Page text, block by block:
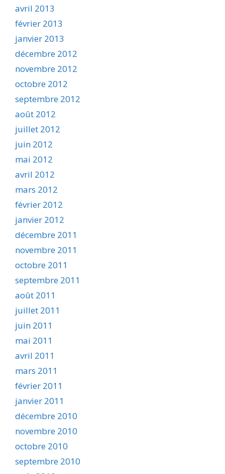
avril 2013
février 2013
janvier 2013
décembre 2012
novembre 2012
octobre 2012
septembre 2012
août 2012
juillet 2012
juin 2012
mai 2012
avril 2012
mars 2012
février 2012
janvier 2012
décembre 2011
novembre 2011
octobre 2011
septembre 2011
août 2011
juillet 2011
juin 2011
mai 2011
avril 2011
mars 2011
février 2011
janvier 2011
décembre 2010
novembre 2010
octobre 2010
septembre 2010